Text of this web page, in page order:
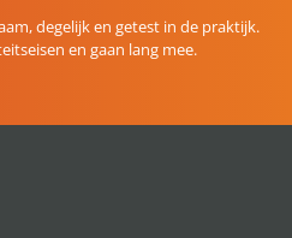
degelijk en getest in de praktijk.
en gaan lang mee.